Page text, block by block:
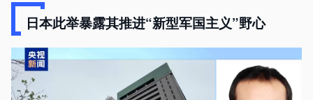
日本此举暴露其推进“新型军国主义”野心